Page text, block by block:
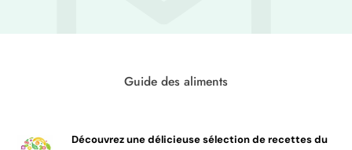
Guide des aliments
Découvrez une délicieuse sélection de recettes du